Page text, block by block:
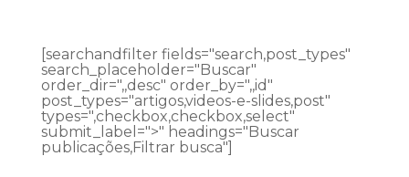
[searchandfilter fields="search,post_types"
search_placeholder="Buscar"
order_dir=",,desc" order_by=",,id"
post_types="artigos,videos-e-slides,post"
types=",checkbox,checkbox,select"
submit_label=">" headings="Buscar
publicações,Filtrar busca"]